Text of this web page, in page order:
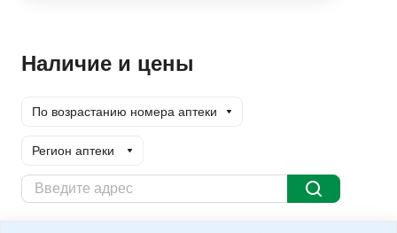
Наличие и цены
По возрастанию номера аптеки
Регион аптеки
Доставка курьером Заказать